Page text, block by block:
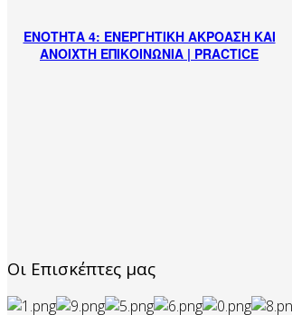
ΕΝΟΤΗΤΑ 4: ΕΝΕΡΓΗΤΙΚΗ ΑΚΡΟΑΣΗ ΚΑΙ
ΑΝΟΙΧΤΗ ΕΠΙΚΟΙΝΩΝΙΑ | PRACTICE
Οι Επισκέπτες μας